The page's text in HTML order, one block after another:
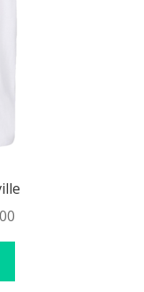
Price
range:
through